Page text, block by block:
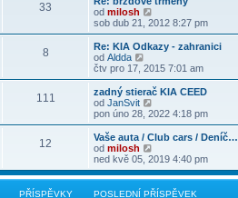
k p
í
s
p
v
e
k
e
n
í
p
í
s
p
v
e
k
p
o
s
e
n
í
p
í
s
p
v
e
k
z
p
o
s
e
n
í
p
í
s
p
ě
33
od milosh
o
b
r
z
t
p
o
s
e
n
í
ř
sob dub 21, 2012 8:27 pm
8
Re: KIA Odkazy - zahranici
od Aldda
o
b
r
a
z
p
o
s
l
čtv pro 17, 2015 7:01 am
111
zadný stierač KIA CEED
od JanSvit
o
b
r
z
t
p
pon úno 28, 2022 4:18 pm
12
Vaše auta / Club cars / Deníč…
od milosh
o
b
r
a
ned kvě 05, 2019 4:40 pm
PŘÍSPĚVKY POSLEDNÍ PŘÍSPĚVEK